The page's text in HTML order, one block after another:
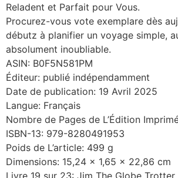
Reladent et Parfait pour Vous.
Procurez-vous vote exemplare dès
débutz à planifier un voyage simple,
absolument inoubliable.
ASIN: B0F5N581PM
Éditeur: publié indépendamment
Date de publication: 19 Avril 2025
Langue: Français
Nombre de Pages de L’Édition
ISBN-13: 979-8280491953
Poids de L’article: 499 g
Dimensions: 15,24 x 1,65 x 22,86 cm
Livre 19 sur 23: Jim The Globe Trotter